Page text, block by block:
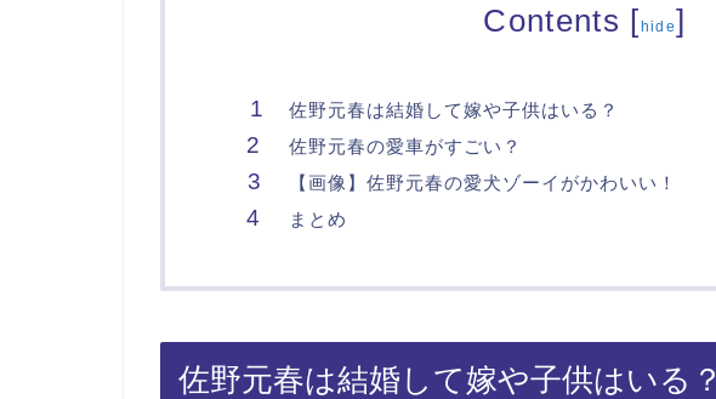
Contents [ hide]
佐野元春は結婚して嫁や子供はいる？
佐野元春の愛車がすごい？
【画像】佐野元春の愛犬ゾーイがかわいい！
まとめ
佐野元春は結婚して嫁や子供はいる？